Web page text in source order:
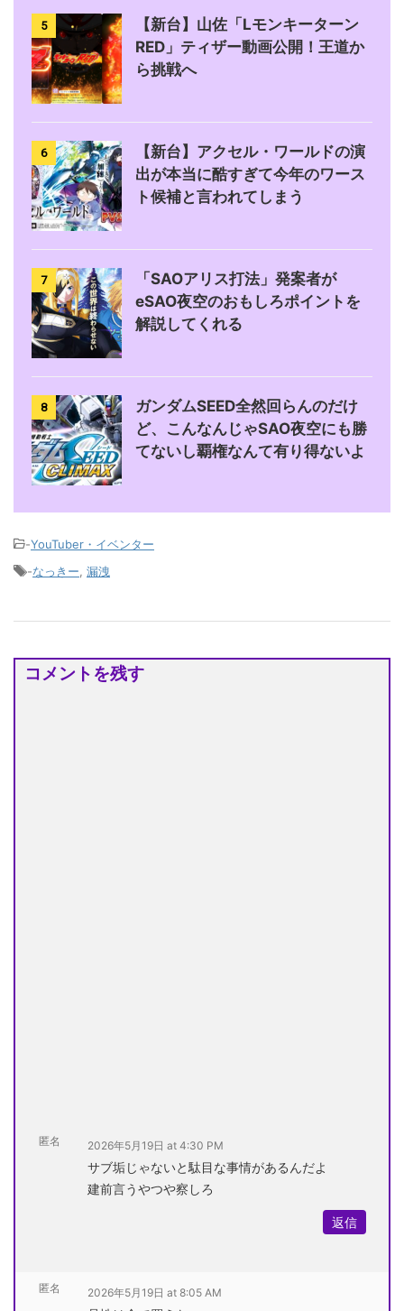
5
【新台】山佐「Lモンキーターン
RED」ティザー動画公開！王道か
ら挑戦へ
6
【新台】アクセル・ワールドの演
出が本当に酷すぎて今年のワース
ト候補と言われてしまう
7
「SAOアリス打法」発案者が
eSAO夜空のおもしろポイントを
解説してくれる
8
ガンダムSEED全然回らんのだけ
ど、こんなんじゃSAO夜空にも勝
てないし覇権なんて有り得ないよ
-YouTuber・イベンター
-なっきー 漏洩
コメントを残す
匿名 2026年5月19日 at 4:30 PM
サブ垢じゃないと駄目な事情があるんだよ
建前言うやつや察しろ
返信
匿名 2026年5月19日 at 8:05 AM